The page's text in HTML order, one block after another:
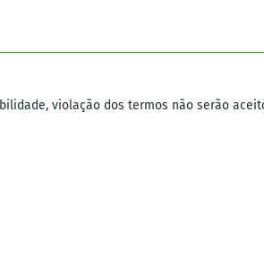
violação dos termos não serão